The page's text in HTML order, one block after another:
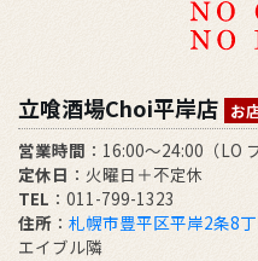
立喰酒場Choi平岸店 お
営業時間 ：16:00～24:00（LO
定休日 ：火曜日＋不定休
TEL ：011-799-1323
住所 ： 札幌市豊平区平岸2条8
エイブル隣